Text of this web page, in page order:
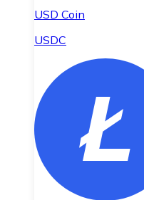
USD Coin
USDC